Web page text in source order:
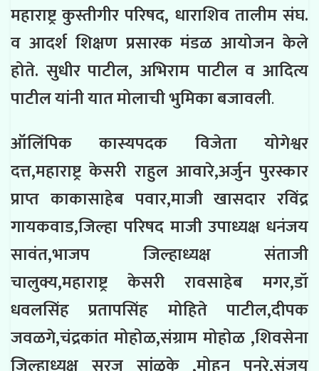
महाराष्ट्र कुस्तीगीर परिषद, धाराशिव तालीम संघ.
व आदर्श शिक्षण प्रसारक मंडळ आयोजन केले
होते. सुधीर पाटील, अभिराम पाटील व आदित्य
पाटील यांनी यात मोलाची भुमिका बजावली.
ऑलिंपिक कास्यपदक विजेता योगेश्वर
दत्त,महाराष्ट्र केसरी राहुल आवारे,अर्जुन पुरस्कार
प्राप्त काकासाहेब पवार,माजी खासदार रविंद्र
गायकवाड,जिल्हा परिषद माजी उपाध्यक्ष धनंजय
सावंत,भाजप जिल्हाध्यक्ष संताजी
चालुक्य,महाराष्ट्र केसरी रावसाहेब मगर,डॉ
धवलसिंह प्रतापसिंह मोहिते पाटील,दीपक
जवळगे,चंद्रकांत मोहोळ,संग्राम मोहोळ ,शिवसेना